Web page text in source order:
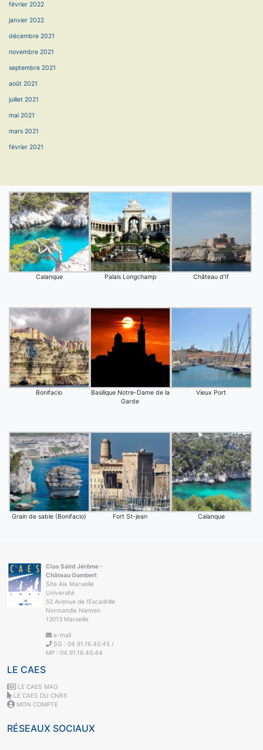
février 2022
janvier 2022
décembre 2021
novembre 2021
septembre 2021
août 2021
juillet 2021
mai 2021
mars 2021
février 2021
Calanque Palais Longchamp Château d’If
Bonifacio
Basilique Notre-Dame de la
Garde
Vieux Port
Grain de sable (Bonifacio) Fort St-jean Calanque
Clas Saint Jérôme -
Château Gombert
Site Aix Marseille
Université
52 Avenue de l'Escadrille
Normandie Niemen
13013 Marseille
e-mail
SG : 04.91.16.40.45 /
MP : 04.91.16.40.44
LE CAES
LE CAES MAG
LE CAES DU CNRS
MON COMPTE
RÉSEAUX SOCIAUX